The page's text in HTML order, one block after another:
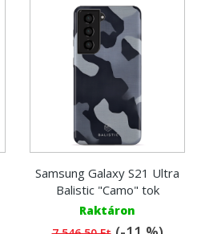
Samsung Galaxy S21 Ultra
Balistic "Camo" tok
Raktáron